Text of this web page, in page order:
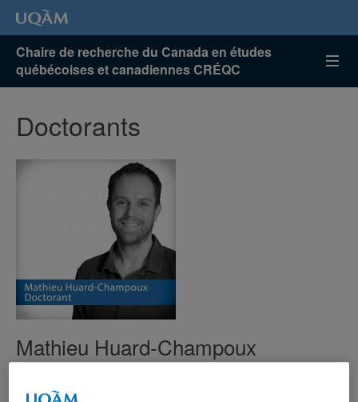
Chaire de recherche du Canada en études
québécoises et canadiennes CRÉQC
Doctorants
Mathieu Huard-Champoux